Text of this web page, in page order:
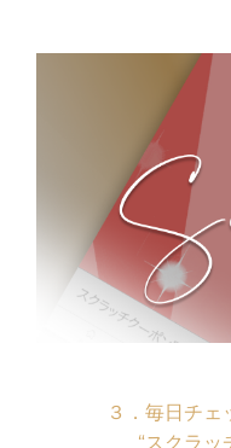
３．毎日チェ
“スクラッ